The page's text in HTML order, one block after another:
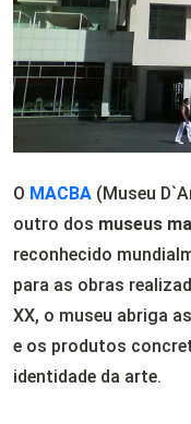
O MACBA (Museu
outro dos museus
reconhecido
para as obras
XX, o museu abriga as
e os produtos
identidade da arte.